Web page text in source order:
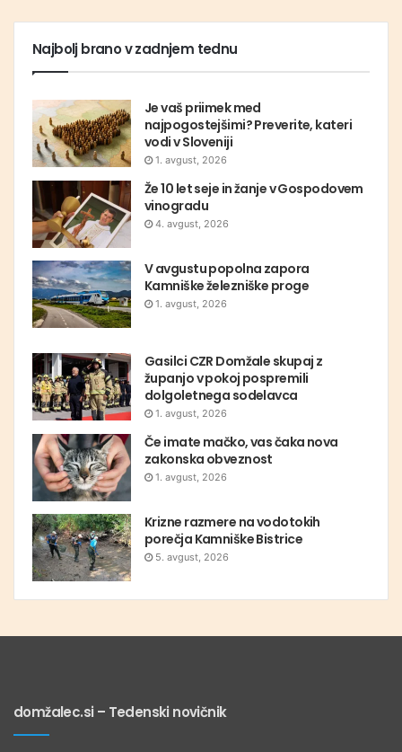
Najbolj brano v zadnjem tednu
Je vaš priimek med
najpogostejšimi? Preverite, kateri
vodi v Sloveniji
1. avgust, 2026
Že 10 let seje in žanje v Gospodovem
vinogradu
4. avgust, 2026
V avgustu popolna zapora
Kamniške železniške proge
1. avgust, 2026
Gasilci CZR Domžale skupaj z
županjo v pokoj pospremili
dolgoletnega sodelavca
1. avgust, 2026
Če imate mačko, vas čaka nova
zakonska obveznost
1. avgust, 2026
Krizne razmere na vodotokih
porečja Kamniške Bistrice
5. avgust, 2026
domžalec.si – Tedenski novičnik